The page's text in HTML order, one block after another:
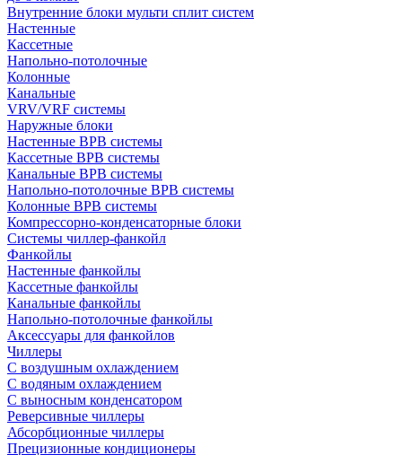
Внутренние блоки мульти сплит систем
Настенные
Кассетные
Напольно-потолочные
Колонные
Канальные
VRV/VRF системы
Наружные блоки
Настенные ВРВ системы
Кассетные ВРВ системы
Канальные ВРВ системы
Напольно-потолочные ВРВ системы
Колонные ВРВ системы
Компрессорно-конденсаторные блоки
Системы чиллер-фанкойл
Фанкойлы
Настенные фанкойлы
Кассетные фанкойлы
Канальные фанкойлы
Напольно-потолочные фанкойлы
Аксессуары для фанкойлов
Чиллеры
С воздушным охлаждением
С водяным охлаждением
С выносным конденсатором
Реверсивные чиллеры
Абсорбционные чиллеры
Прецизионные кондиционеры